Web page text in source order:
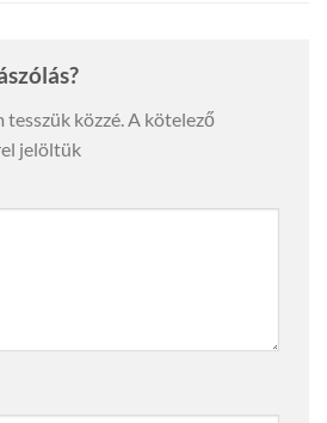
tesszük közzé.A kötelező
jelöltük